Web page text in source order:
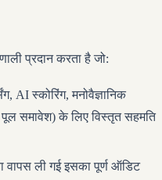
प्रदान करता है जो:
AI स्कोरिंग, मनोवैज्ञानिक
पूल समावेश) के लिए विस्तृत सहमति
वापस ली गई इसका पूर्ण ऑडिट